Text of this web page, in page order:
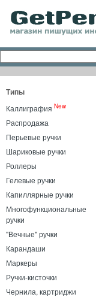
Типы
Каллиграфия New
Распродажа
Перьевые ручки
Шариковые ручки
Роллеры
Гелевые ручки
Капиллярные ручки
Многофункциональные
ручки
"Вечные" ручки
Карандаши
Маркеры
Ручки-кисточки
Чернила, картриджи